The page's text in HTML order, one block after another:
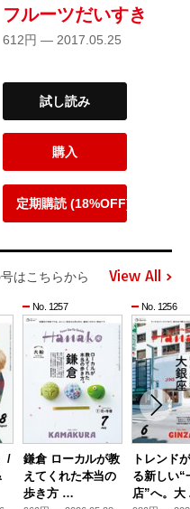
フルーツだいすき
612円 — 2017.05.25
試し読み
購入
定期購読 (18%OFF)
はこちらから View All
/
No. 1257
鎌倉 ローカルが教
えてくれた本当の
歩き方 …
No. 1256
トレンド
る新しい“
店”へ。